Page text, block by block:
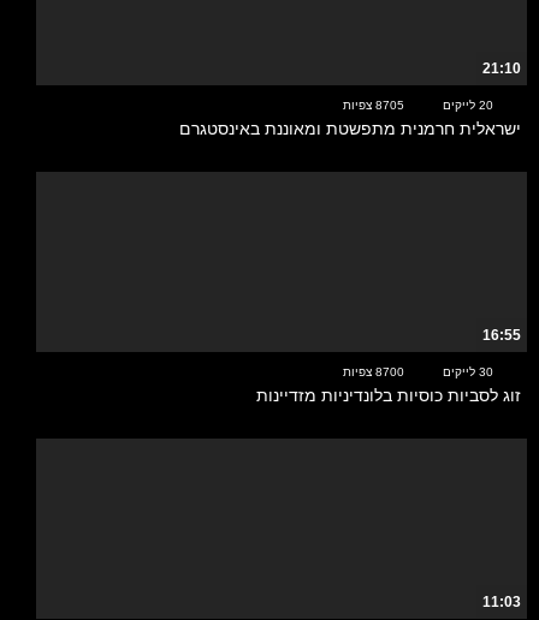
21:10
20 לייקים 8705 צפיות
ישראלית חרמנית מתפשטת ומאוננת באינסטגרם
16:55
30 לייקים 8700 צפיות
זוג לסביות כוסיות בלונדיניות מזדיינות
11:03